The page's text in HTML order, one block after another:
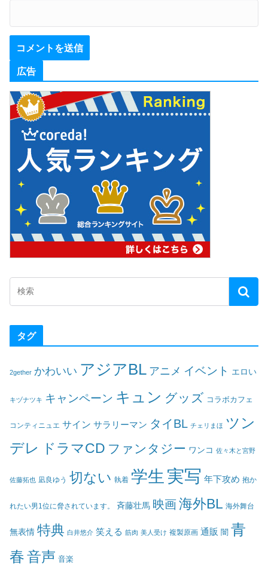
広告
タグ
2gether かわいい アジアBL アニメ イベント エロい
キヅナツキ キャンペーン キュン グッズ コラボカフェ
コンティニュエ サイン サラリーマン タイBL チェリまほ ツン
デレ ドラマCD ファンタジー ワンコ 佐々木と宮野
佐藤拓也 凪良ゆう 切ない 執着 学生 実写 年下攻め 抱か
れたい男1位に脅されています。 斉藤壮馬 映画海外BL 海外舞台
無表情 特典 白井悠介 笑える 筋肉 美人受け 複製原画 通販 闇 青
春音声 音楽